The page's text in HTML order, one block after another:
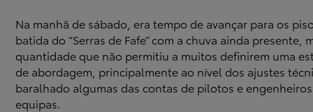
Na manhã de sábado, era tempo de avançar para os
batida do “Serras de Fafe” com a chuva ainda presente,
quantidade que não permitiu a muitos definirem uma
de abordagem, principalmente ao nível dos ajustes
baralhado algumas das contas de pilotos e
equipas.